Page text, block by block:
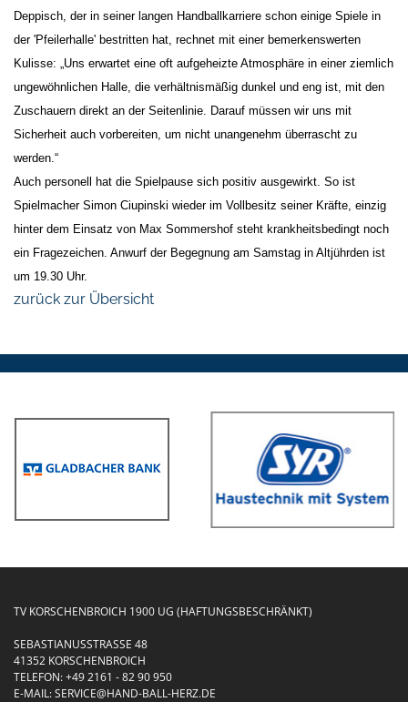
Deppisch, der in seiner langen Handballkarriere schon einige Spiele in
der 'Pfeilerhalle' bestritten hat, rechnet mit einer bemerkenswerten
Kulisse: „Uns erwartet eine oft aufgeheizte Atmosphäre in einer ziemlich
ungewöhnlichen Halle, die verhältnismäßig dunkel und eng ist, mit den
Zuschauern direkt an der Seitenlinie. Darauf müssen wir uns mit
Sicherheit auch vorbereiten, um nicht unangenehm überrascht zu
werden.“
Auch personell hat die Spielpause sich positiv ausgewirkt. So ist
Spielmacher Simon Ciupinski wieder im Vollbesitz seiner Kräfte, einzig
hinter dem Einsatz von Max Sommershof steht krankheitsbedingt noch
ein Fragezeichen. Anwurf der Begegnung am Samstag in Altjührden ist
um 19.30 Uhr.
zurück zur Übersicht
TV KORSCHENBROICH 1900 UG (HAFTUNGSBESCHRÄNKT)
SEBASTIANUSSTRASSE 48
41352 KORSCHENBROICH
TELEFON:+49 2161 - 82 90 950
E-MAIL:SERVICE@HAND-BALL-HERZ.DE